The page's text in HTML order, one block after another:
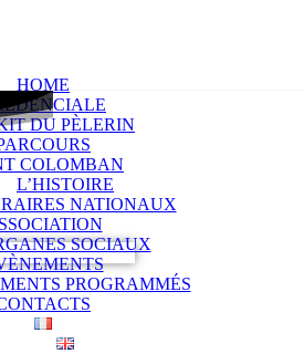
HOME
DU PÈLERIN
COLOMBAN
L’HISTOIRE
NATIONAUX
SOCIAUX
PROGRAMMÉS